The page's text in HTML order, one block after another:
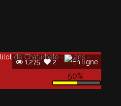
1,275 2
50%